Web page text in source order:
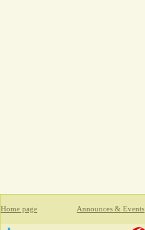
Home page Announces & Events